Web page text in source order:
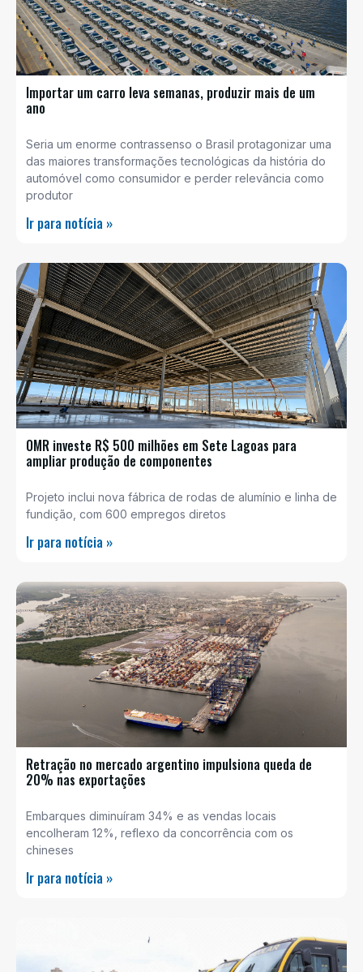
Importar um carro leva semanas, produzir mais de um
ano
Seria um enorme contrassenso o Brasil protagonizar uma
das maiores transformações tecnológicas da história do
automóvel como consumidor e perder relevância como
produtor
Ir para notícia »
OMR investe R$ 500 milhões em Sete Lagoas para
ampliar produção de componentes
Projeto inclui nova fábrica de rodas de alumínio e linha de
fundição, com 600 empregos diretos
Ir para notícia »
Retração no mercado argentino impulsiona queda de
20% nas exportações
Embarques diminuíram 34% e as vendas locais
encolheram 12%, reflexo da concorrência com os
chineses
Ir para notícia »